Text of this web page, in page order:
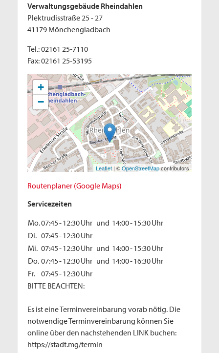
Verwaltungsgebäude Rheindahlen
Plektrudisstraße 25 - 27
41179 Mönchengladbach
Tel.: 02161 25-7110
Fax: 02161 25-53195
+
−
Leaflet | ©OpenStreetMapcontributors
Routenplaner (Google Maps)
Servicezeiten
Mo.07:45-12:30Uhr und 14:00-15:30Uhr
Di. 07:45-12:30Uhr
Mi. 07:45-12:30Uhr und 14:00-15:30Uhr
Do. 07:45-12:30Uhr und 14:00-16:30Uhr
Fr. 07:45-12:30Uhr
BITTE BEACHTEN:
Es ist eine Terminvereinbarung vorab nötig. Die
notwendige Terminvereinbarung können Sie
online über den nachstehenden LINK buchen:
https://stadt.mg/termin